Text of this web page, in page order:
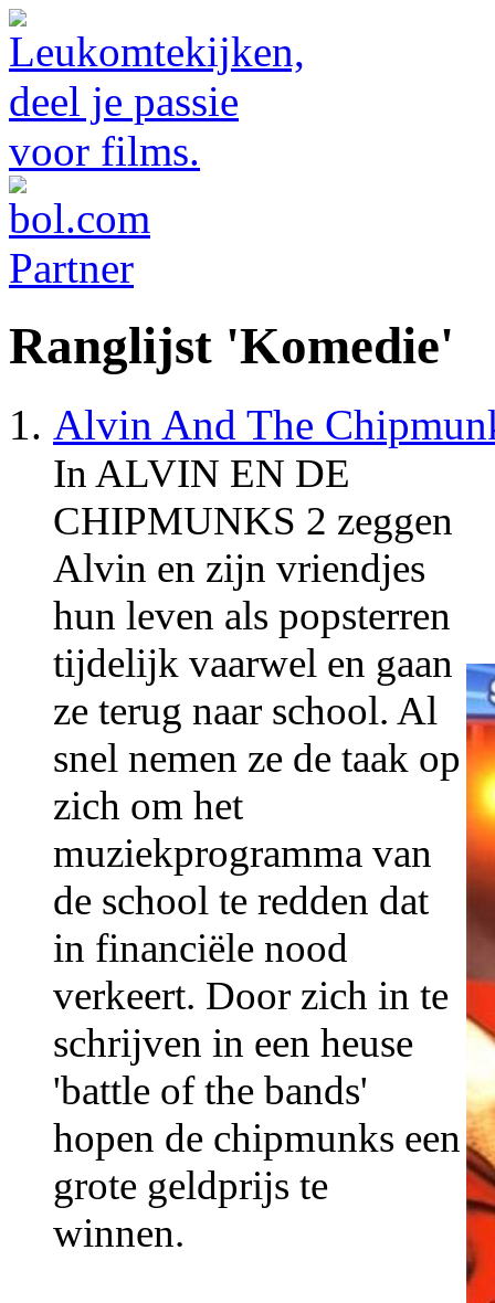
Ranglijst 'Komedie'
Alvin And The
In ALVIN EN DE
CHIPMUNKS 2 zeggen
Alvin en zijn vriendjes
hun leven als popsterren
tijdelijk vaarwel en gaan
ze terug naar school. Al
snel nemen ze de taak op
zich om het
muziekprogramma van
de school te redden dat
in financiële nood
verkeert. Door zich in te
schrijven in een heuse
'battle of the bands'
hopen de chipmunks een
grote geldprijs te
winnen.